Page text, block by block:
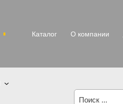
Каталог О компании
Поиск: